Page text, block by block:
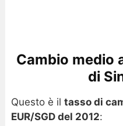
Cambio medio
di
Questo è il tasso di
EUR/SGD del 2012: